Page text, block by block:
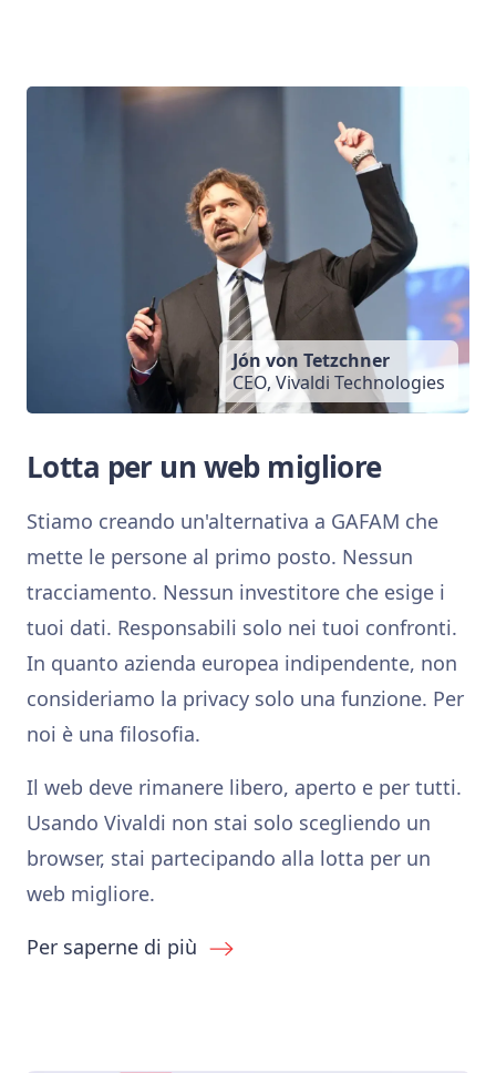
Jón von Tetzchner
CEO, Vivaldi Technologies
Lotta per un web migliore
Stiamo creando un'alternativa a GAFAM che
mette le persone al primo posto. Nessun
tracciamento. Nessun investitore che esige i
tuoi dati. Responsabili solo nei tuoi confronti.
In quanto azienda europea indipendente, non
consideriamo la privacy solo una funzione. Per
noi è una filosofia.
Il web deve rimanere libero, aperto e per tutti.
Usando Vivaldi non stai solo scegliendo un
browser, stai partecipando alla lotta per un
web migliore.
Per saperne di più